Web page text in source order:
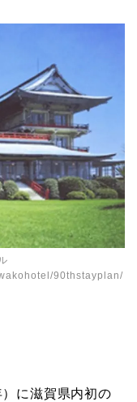
90thstayplan/
に滋賀県内初の